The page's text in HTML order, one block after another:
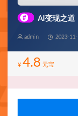
# AI变现之道
admin 2023-
¥ 4.8 元宝